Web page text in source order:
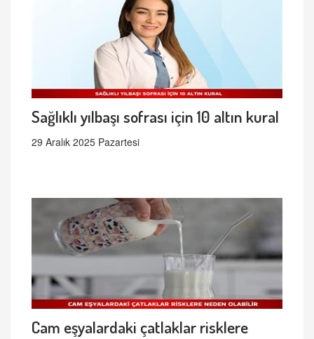
Sağlıklı yılbaşı sofrası için 10 altın kural
29 Aralık 2025 Pazartesi
Cam eşyalardaki çatlaklar risklere